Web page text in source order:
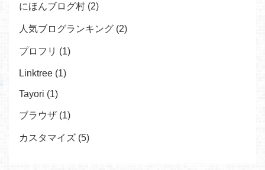
にほんブログ村 (2)
人気ブログランキング (2)
プロフリ (1)
Linktree (1)
Tayori (1)
ブラウザ (1)
カスタマイズ (5)